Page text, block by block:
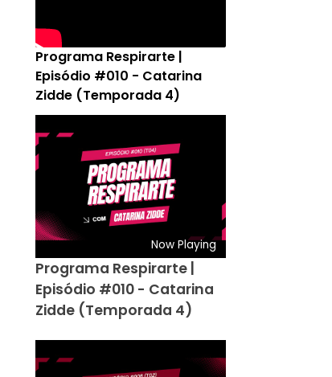
Programa Respirarte |
Episódio #010 - Catarina
Zidde (Temporada 4)
Now Playing
Programa Respirarte |
Episódio #010 - Catarina
Zidde (Temporada 4)